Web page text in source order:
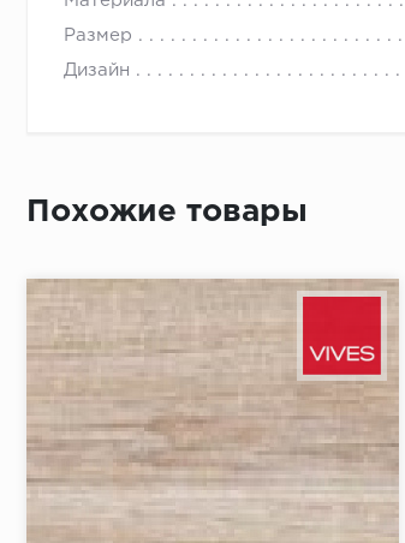
Размер
Дизайн
Достаточно только паспорта
Похожие товары